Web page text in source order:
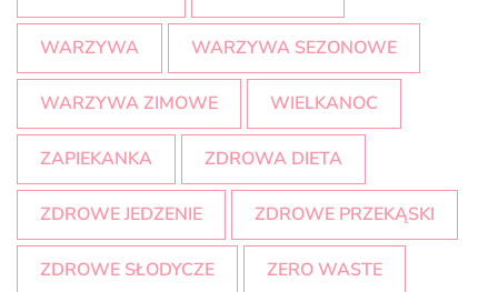
WARZYWA WARZYWA SEZONOWE
WARZYWA ZIMOWE WIELKANOC
ZAPIEKANKA ZDROWA DIETA
ZDROWE JEDZENIE ZDROWE PRZEKĄSKI
ZDROWE SŁODYCZE ZERO WASTE